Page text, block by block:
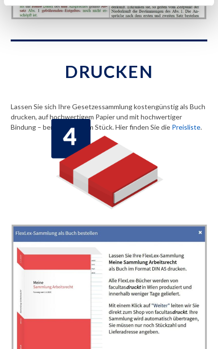
DRUCKEN
Lassen Sie sich Ihre Gesetzessammlung kostengünstig als Buch
drucken, auf hochwertigem Papier und mit hochwertiger
Bindung – bereits ab einem Stück. Hier finden Sie die Preisliste.